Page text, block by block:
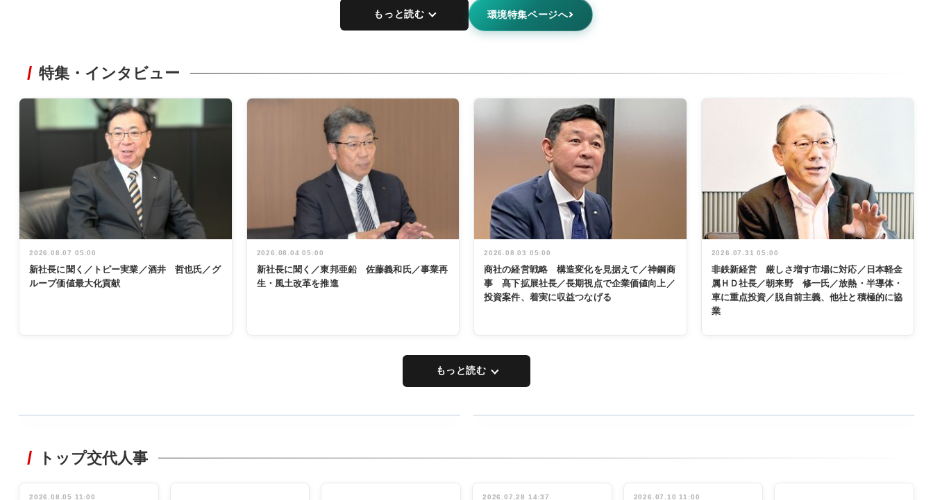
もっと読む 環境特集ページへ
特集・インタビュー
2026.08.07 05:00
新社長に聞く／トピー実業／酒井 哲也氏／グ
ループ価値最大化貢献
2026.08.04 05:00
新社長に聞く／東邦亜鉛 佐藤義和氏／事業再
生・風土改革を推進
2026.08.03 05:00
商社の経営戦略 構造変化を見据えて／神鋼商
事 髙下拡展社長／長期視点で企業価値向上／
投資案件、着実に収益つなげる
2026.07.31 05:00
非鉄新経営 厳しさ増す市場に対応／日本軽金
属ＨＤ社長／朝来野 修一氏／放熱・半導体・
車に重点投資／脱自前主義、他社と積極的に協
業
もっと読む
非鉄業界で
管理職編
念祝う 業界
トップ交代人事
2026.08.05 11:00 2026.07.28 14:37 2026.07.10 11:00